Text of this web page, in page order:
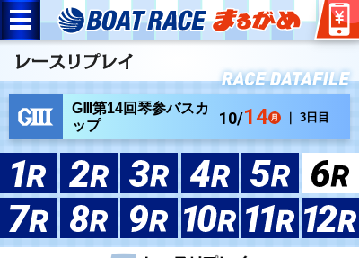
GⅢ第14回琴参バスカ
ップ
10/14 ｜ 3日目